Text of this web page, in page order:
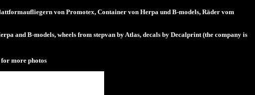
von Promotex, Container von Herpa und B-models, Räder vom
and B-models, wheels from stepvan by Atlas, decals by Decalprint (the company is
more photos